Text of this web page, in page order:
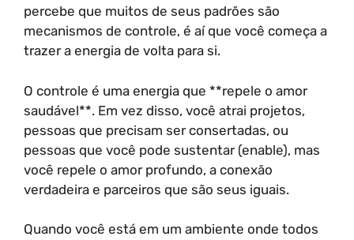
percebe que muitos de seus padrões são
mecanismos de controle, é aí que você começa a
trazer a energia de volta para si.
O controle é uma energia que **repele o amor
saudável**. Em vez disso, você atrai projetos,
pessoas que precisam ser consertadas, ou
pessoas que você pode sustentar (enable), mas
você repele o amor profundo, a conexão
verdadeira e parceiros que são seus iguais.
Quando você está em um ambiente onde todos